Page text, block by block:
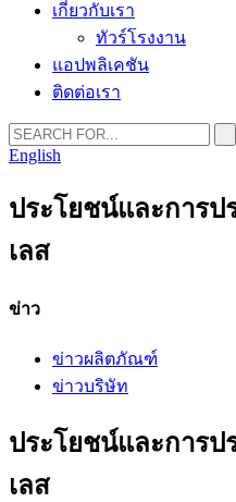
เกี่ยวกับเรา
ทัวร์โรงงาน
แอปพลิเคชัน
ติดต่อเรา
English
ประโยชน์และการ
เลส
ข่าว
ข่าวผลิตภัณฑ์
ข่าวบริษัท
ประโยชน์และการ
เลส